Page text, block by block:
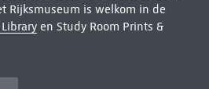
Rijksmuseum is welkom in de
en Study Room Prints &